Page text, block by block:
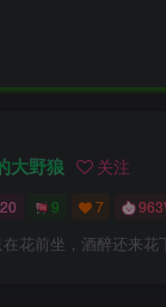
大野狼 关注
9 7
花前坐，酒醉还来花